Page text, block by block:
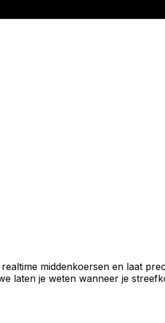
middenkoersen en laat
laten je weten wanneer je